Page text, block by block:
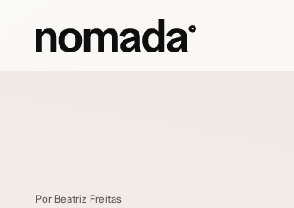
Por Beatriz Freitas